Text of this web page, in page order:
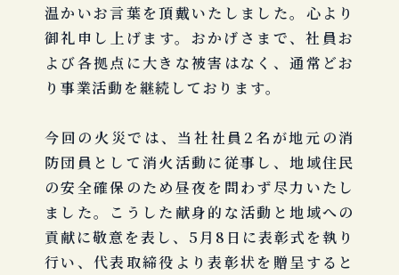
温かいお言葉を頂戴いたしました。心より
御礼申し上げます。おかげさまで、社員お
よび各拠点に大きな被害はなく、通常どお
り事業活動を継続しております。
今回の火災では、当社社員2名が地元の消
防団員として消火活動に従事し、地域住民
の安全確保のため昼夜を問わず尽力いたし
ました。こうした献身的な活動と地域への
貢献に敬意を表し、5月8日に表彰式を執り
行い、代表取締役より表彰状を贈呈すると